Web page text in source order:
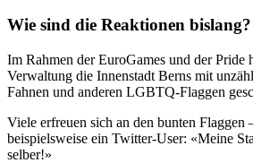
Wie sind die Reaktionen bislang?
Im Rahmen der EuroGames und der Pride
Verwaltung die Innenstadt Berns mit
Fahnen und anderen LGBTQ-Flaggen
Viele erfreuen sich an den bunten Flaggen
beispielsweise ein Twitter-User: «Meine
selber!»